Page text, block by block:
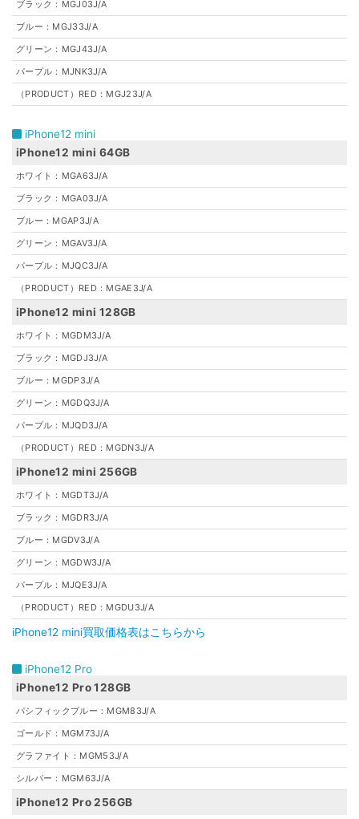
ブラック：MGJ03J/A
ブルー：MGJ33J/A
グリーン：MGJ43J/A
パープル：MJNK3J/A
（PRODUCT）RED：MGJ23J/A
iPhone12 mini
iPhone12 mini 64GB
ホワイト：MGA63J/A
ブラック：MGA03J/A
ブルー：MGAP3J/A
グリーン：MGAV3J/A
パープル：MJQC3J/A
（PRODUCT）RED：MGAE3J/A
iPhone12 mini 128GB
ホワイト：MGDM3J/A
ブラック：MGDJ3J/A
ブルー：MGDP3J/A
グリーン：MGDQ3J/A
パープル：MJQD3J/A
（PRODUCT）RED：MGDN3J/A
iPhone12 mini 256GB
ホワイト：MGDT3J/A
ブラック：MGDR3J/A
ブルー：MGDV3J/A
グリーン：MGDW3J/A
パープル：MJQE3J/A
（PRODUCT）RED：MGDU3J/A
iPhone12 mini買取価格表はこちらから
iPhone12 Pro
iPhone12 Pro 128GB
パシフィックブルー：MGM83J/A
ゴールド：MGM73J/A
グラファイト：MGM53J/A
シルバー：MGM63J/A
iPhone12 Pro 256GB